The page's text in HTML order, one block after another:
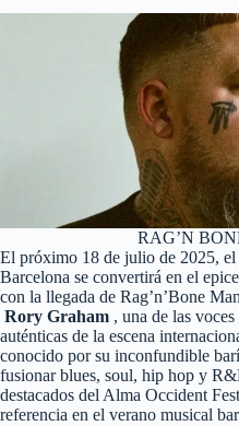
RAG’N
El próximo 18 de julio de 2025,
Barcelona se convertirá en el
con la llegada de Rag’n’Bone
Rory Graham , una de las
auténticas de la escena
conocido por su inconfundible
fusionar blues, soul, hip hop y
destacados del Alma Occident
referencia en el verano musical